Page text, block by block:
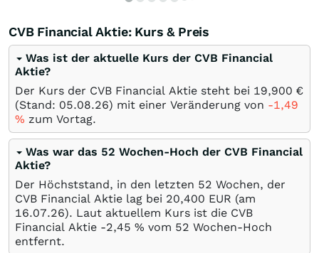
CVB Financial Aktie: Kurs & Preis
Was ist der aktuelle Kurs der CVB Financial
Aktie?
Der Kurs der CVB Financial Aktie steht bei 19,900 €
(Stand: 05.08.26) mit einer Veränderung von -1,49
% zum Vortag.
Was war das 52 Wochen-Hoch der CVB Financial
Aktie?
Der Höchststand, in den letzten 52 Wochen, der
CVB Financial Aktie lag bei 20,400 EUR (am
16.07.26). Laut aktuellem Kurs ist die CVB
Financial Aktie -2,45 % vom 52 Wochen-Hoch
entfernt.